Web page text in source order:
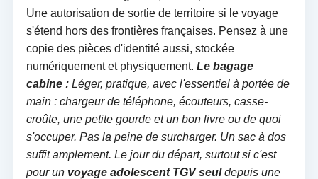
Une autorisation de sortie de territoire si le voyage
s'étend hors des frontières françaises. Pensez à une
copie des pièces d'identité aussi, stockée
numériquement et physiquement. Le bagage
cabine :Léger, pratique, avec l'essentiel à portée de
main : chargeur de téléphone, écouteurs, casse-
croûte, une petite gourde et un bon livre ou de quoi
s'occuper. Pas la peine de surcharger. Un sac à dos
suffit amplement. Le jour du départ, surtout si c'est
pour un voyage adolescent TGV seuldepuis une